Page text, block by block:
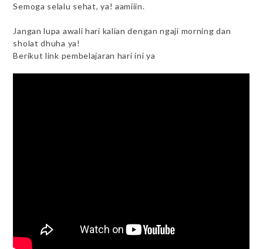
Semoga selalu sehat, ya! aamiiin.
Jangan lupa awali hari kalian dengan ngaji morning dan
sholat dhuha ya!
Berikut link pembelajaran hari ini ya